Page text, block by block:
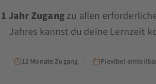
1 Jahr Zugang zu allen
Jahres kannst du deine Lernzeit
12 Monate Zugang Flexibel